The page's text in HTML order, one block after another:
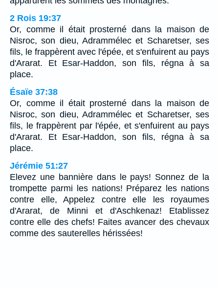
2 Rois 19:37
Or, comme il était prosterné dans la maison de
Nisroc, son dieu, Adrammélec et Scharetser, ses
fils, le frappèrent avec l'épée, et s'enfuirent au pays
d'Ararat. Et Esar-Haddon, son fils, régna à sa
place.
Ésaïe 37:38
Or, comme il était prosterné dans la maison de
Nisroc, son dieu, Adrammélec et Scharetser, ses
fils, le frappèrent par l'épée, et s'enfuirent au pays
d'Ararat. Et Esar-Haddon, son fils, régna à sa
place.
Jérémie 51:27
Elevez une bannière dans le pays! Sonnez de la
trompette parmi les nations! Préparez les nations
contre elle, Appelez contre elle les royaumes
d'Ararat, de Minni et d'Aschkenaz! Etablissez
contre elle des chefs! Faites avancer des chevaux
comme des sauterelles hérissées!